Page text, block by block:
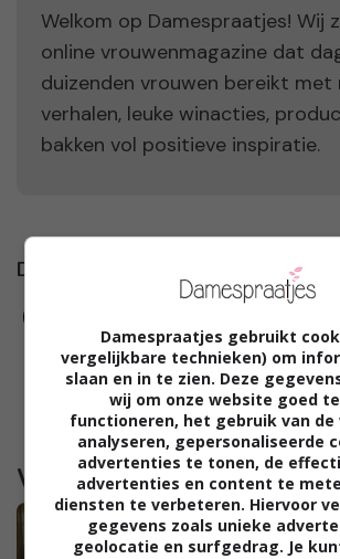
Welkom op Damespraatjes! Wij
online vrouwenmagazine dat
duizenden vrouwen bereikt met
verhalen, leuke winacties,
bakken vol positieve inspiratie.
Damespraatjes op
Waargebeurd
Marieke: “De kinderen in
school brengen is niet zo
Damespraatjes gebruikt
vergelijkbare technieken) om
slaan en in te zien. Deze
wij om onze website goed
functioneren, het gebruik van
analyseren, gepersonaliseerde
advertenties te tonen, de
advertenties en content te
diensten te verbeteren. Hiervoor
gegevens zoals unieke
geolocatie en surfgedrag. Je